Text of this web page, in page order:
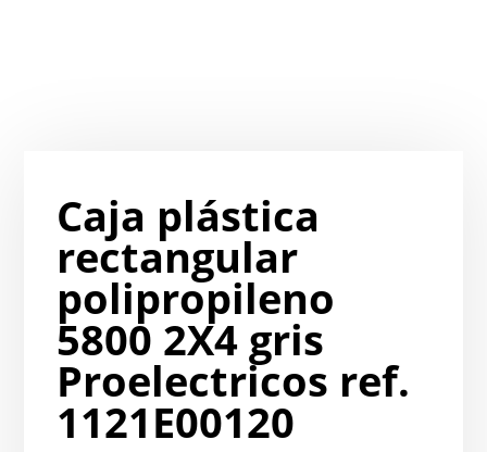
Caja plástica
rectangular
polipropileno
5800 2X4 gris
Proelectricos ref.
1121E00120